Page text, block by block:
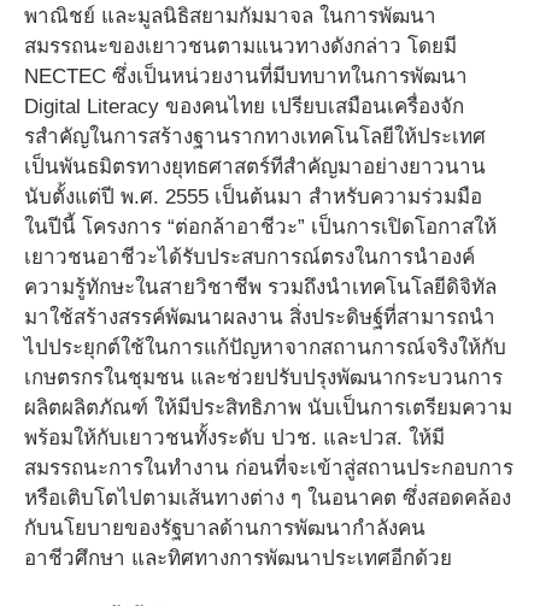
พาณิชย์ และมูลนิธิสยามกัมมาจล ในการพัฒนา
สมรรถนะของเยาวชนตามแนวทางดังกล่าว โดยมี
NECTEC ซึ่งเป็นหน่วยงานที่มีบทบาทในการพัฒนา
Digital Literacy ของคนไทย เปรียบเสมือนเครื่องจัก
รสําคัญในการสร้างฐานรากทางเทคโนโลยีให้ประเทศ
เป็นพันธมิตรทางยุทธศาสตร์ทีสําคัญมาอย่างยาวนาน
นับตั้งแต่ปี พ.ศ. 2555 เป็นต้นมา สําหรับความร่วมมือ
ในปีนี้ โครงการ “ต่อกล้าอาชีวะ” เป็นการเปิดโอกาสให้
เยาวชนอาชีวะได้รับประสบการณ์ตรงในการนําองค์
ความรู้ทักษะในสายวิชาชีพ รวมถึงนําเทคโนโลยีดิจิทัล
มาใช้สร้างสรรค์พัฒนาผลงาน สิ่งประดิษฐ์ที่สามารถนํา
ไปประยุกต์ใช้ในการแก้ปัญหาจากสถานการณ์จริงให้กับ
เกษตรกรในชุมชน และช่วยปรับปรุงพัฒนากระบวนการ
ผลิตผลิตภัณฑ์ ให้มีประสิทธิภาพ นับเป็นการเตรียมความ
พร้อมให้กับเยาวชนทั้งระดับ ปวช. และปวส. ให้มี
สมรรถนะการในทํางาน ก่อนที่จะเข้าสู่สถานประกอบการ
หรือเติบโตไปตามเส้นทางต่าง ๆ ในอนาคต ซึ่งสอดคล้อง
กับนโยบายของรัฐบาลด้านการพัฒนากําลังคน
อาชีวศึกษา และทิศทางการพัฒนาประเทศอีกด้วย